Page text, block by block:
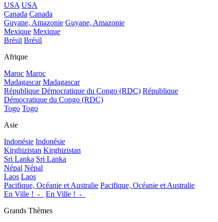
USA USA
Canada Canada
Guyane, Amazonie Guyane, Amazonie
Mexique Mexique
Brésil Brésil
Afrique
Maroc Maroc
Madagascar Madagascar
République Démocratique du Congo (RDC) République
Démocratique du Congo (RDC)
Togo Togo
Asie
Indonésie Indonésie
Kirghizistan Kirghizistan
Sri Lanka Sri Lanka
Népal Népal
Laos Laos
Pacifique, Océanie et Australie Pacifique, Océanie et Australie
En Ville !_-_
En Ville !_-_
Grands Thèmes